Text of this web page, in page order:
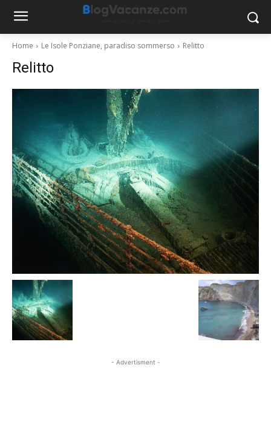
Home Le Isole Ponziane, paradiso sommerso Relitto
Relitto
- Advertisment -